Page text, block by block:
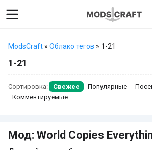
ModsCraft » Облако тегов » 1-21
1-21
Сортировка: Свежее Популярные
Комментируемые
Мод: World Copies